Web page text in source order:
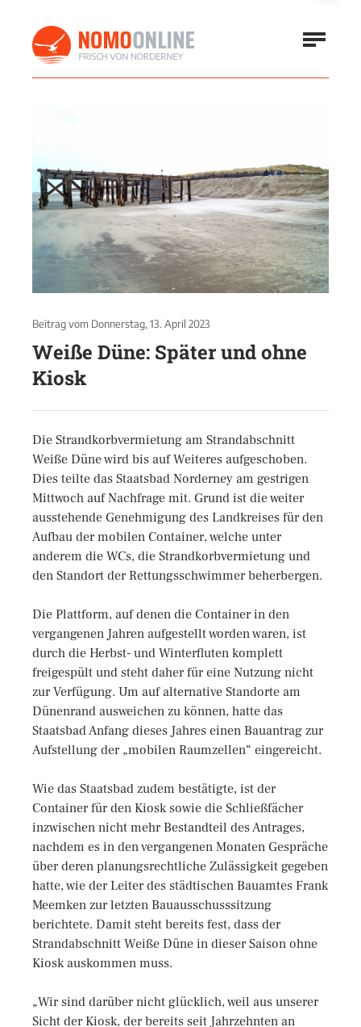
Beitrag vom Donnerstag, 13. April 2023
Weiße Düne: Später und ohne
Kiosk
Die Strandkorbvermietung am Strandabschnitt
Weiße Düne wird bis auf Weiteres aufgeschoben.
Dies teilte das Staatsbad Norderney am gestrigen
Mittwoch auf Nachfrage mit. Grund ist die weiter
ausstehende Genehmigung des Landkreises für den
Aufbau der mobilen Container, welche unter
anderem die WCs, die Strandkorbvermietung und
den Standort der Rettungsschwimmer beherbergen.
Die Plattform, auf denen die Container in den
vergangenen Jahren aufgestellt worden waren, ist
durch die Herbst- und Winterfluten komplett
freigespült und steht daher für eine Nutzung nicht
zur Verfügung. Um auf alternative Standorte am
Dünenrand ausweichen zu können, hatte das
Staatsbad Anfang dieses Jahres einen Bauantrag zur
Aufstellung der „mobilen Raumzellen“ eingereicht.
Wie das Staatsbad zudem bestätigte, ist der
Container für den Kiosk sowie die Schließfächer
inzwischen nicht mehr Bestandteil des Antrages,
nachdem es in den vergangenen Monaten Gespräche
über deren planungsrechtliche Zulässigkeit gegeben
hatte, wie der Leiter des städtischen Bauamtes Frank
Meemken zur letzten Bauausschusssitzung
berichtete. Damit steht bereits fest, dass der
Strandabschnitt Weiße Düne in dieser Saison ohne
Kiosk auskommen muss.
„Wir sind darüber nicht glücklich, weil aus unserer
Sicht der Kiosk, der bereits seit Jahrzehnten an